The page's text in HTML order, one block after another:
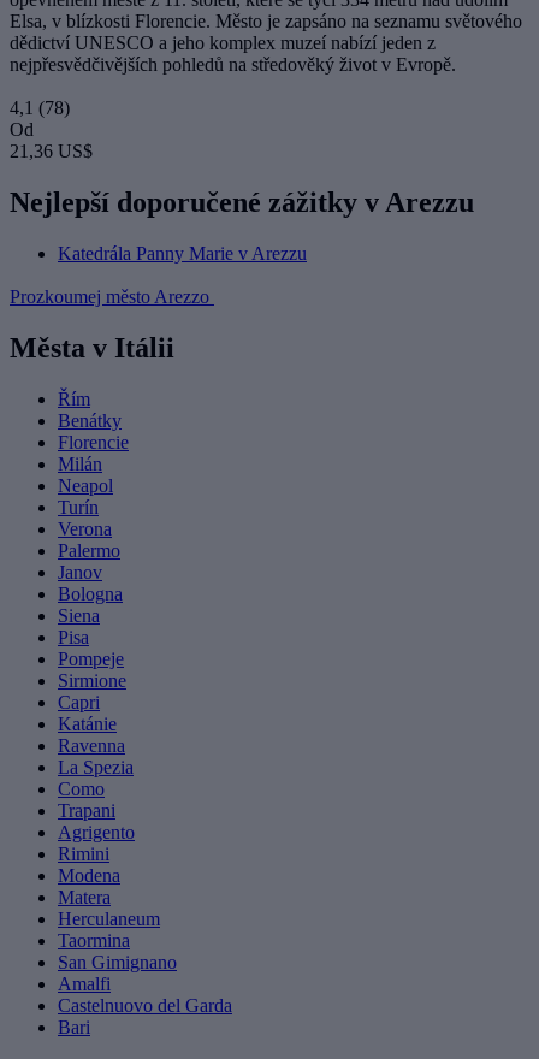
Elsa, v blízkosti Florencie. Město je zapsáno na seznamu světového
dědictví UNESCO a jeho komplex muzeí nabízí jeden z
nejpřesvědčivějších pohledů na středověký život v Evropě.
4,1 (78)
Od
21,36 US$
Nejlepší doporučené zážitky v Arezzu
Katedrála Panny Marie v Arezzu
Prozkoumej město Arezzo
Města v Itálii
Řím
Benátky
Florencie
Milán
Neapol
Turín
Verona
Palermo
Janov
Bologna
Siena
Pisa
Pompeje
Sirmione
Capri
Katánie
Ravenna
La Spezia
Como
Trapani
Agrigento
Rimini
Modena
Matera
Herculaneum
Taormina
San Gimignano
Amalfi
Castelnuovo del Garda
Bari